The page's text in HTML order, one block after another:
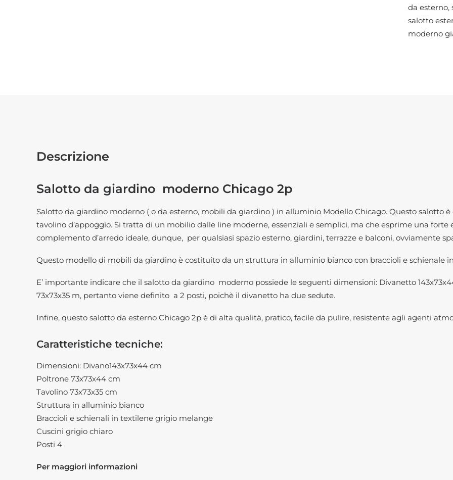
da esterno,
salotto
moderno
Descrizione
Salotto da giardino moderno Chicago 2p
Salotto da giardino moderno ( o da esterno, mobili da giardino ) in alluminio Modello Chicago. Questo salotto
tavolino d’appoggio. Si tratta di un mobilio dalle line moderne, essenziali e semplici, ma che esprime una
complemento d’arredo ideale, dunque, per qualsiasi spazio esterno, giardini, terrazze e balconi, ovviamente
Questo modello di mobili da giardino è costituito da un struttura in alluminio bianco con braccioli e schienale
E’ importante indicare che il salotto da giardino moderno possiede le seguenti dimensioni: Divanetto
73x73x35 m, pertanto viene definito a 2 posti, poichè il divanetto ha due sedute.
Infine, questo salotto da esterno Chicago 2p è di alta qualità, pratico, facile da pulire, resistente agli agenti
Caratteristiche tecniche:
Dimensioni: Divano143x73x44 cm
Poltrone 73x73x44 cm
Tavolino 73x73x35 cm
Struttura in alluminio bianco
Braccioli e schienali in textilene grigio melange
Cuscini grigio chiaro
Posti 4
Per maggiori informazioni